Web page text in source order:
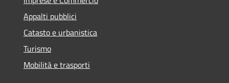
Appalti pubblici
Catasto e urbanistica
Turismo
Mobilità e trasporti